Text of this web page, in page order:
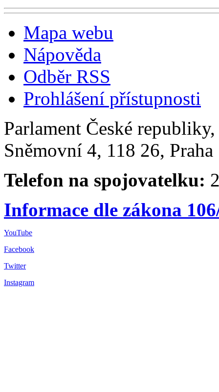
Mapa webu
Nápověda
Odběr RSS
Prohlášení přístupnosti
Parlament České
Sněmovní 4, 118 26,
Telefon na spojovatelku:
Informace dle zákona
YouTube
Facebook
Twitter
Instagram